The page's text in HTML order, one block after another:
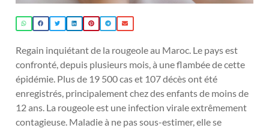
Regain inquiétant de la rougeole au Maroc. Le pays est
confronté, depuis plusieurs mois, à une flambée de cette
épidémie. Plus de 19 500 cas et 107 décès ont été
enregistrés, principalement chez des enfants de moins de
12 ans. La rougeole est une infection virale extrêmement
contagieuse. Maladie à ne pas sous-estimer, elle se